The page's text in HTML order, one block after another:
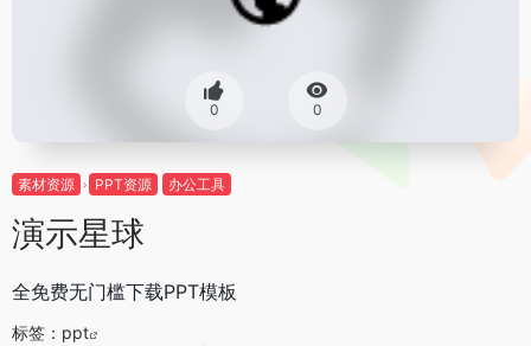
0 0
素材资源 PPT资源 办公工具
演示星球
全免费无门槛下载PPT模板
标签： ppt